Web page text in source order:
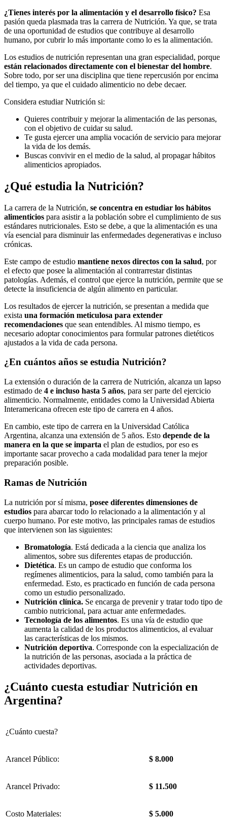
¿Tienes interés por la alimentación y el desarrollo físico? Esa
pasión queda plasmada tras la carrera de Nutrición. Ya que, se trata
de una oportunidad de estudios que contribuye al desarrollo
humano, por cubrir lo más importante como lo es la alimentación.
Los estudios de nutrición representan una gran especialidad, porque
están relacionados directamente con el bienestar del hombre.
Sobre todo, por ser una disciplina que tiene repercusión por encima
del tiempo, ya que el cuidado alimenticio no debe decaer.
Considera estudiar Nutrición si:
Quieres contribuir y mejorar la alimentación de las personas,
con el objetivo de cuidar su salud.
Te gusta ejercer una amplia vocación de servicio para mejorar
la vida de los demás.
Buscas convivir en el medio de la salud, al propagar hábitos
alimenticios apropiados.
¿Qué estudia la Nutrición?
La carrera de la Nutrición, se concentra en estudiar los hábitos
alimenticios para asistir a la población sobre el cumplimiento de sus
estándares nutricionales. Esto se debe, a que la alimentación es una
vía esencial para disminuir las enfermedades degenerativas e incluso
crónicas.
Este campo de estudio mantiene nexos directos con la salud, por
el efecto que posee la alimentación al contrarrestar distintas
patologías. Además, el control que ejerce la nutrición, permite que se
detecte la insuficiencia de algún alimento en particular.
Los resultados de ejercer la nutrición, se presentan a medida que
exista una formación meticulosa para extender
recomendaciones que sean entendibles. Al mismo tiempo, es
necesario adoptar conocimientos para formular patrones dietéticos
ajustados a la vida de cada persona.
¿En cuántos años se estudia Nutrición?
La extensión o duración de la carrera de Nutrición, alcanza un lapso
estimado de 4 e incluso hasta 5 años, para ser parte del ejercicio
alimenticio. Normalmente, entidades como la Universidad Abierta
Interamericana ofrecen este tipo de carrera en 4 años.
En cambio, este tipo de carrera en la Universidad Católica
Argentina, alcanza una extensión de 5 años. Esto depende de la
manera en la que se imparta el plan de estudios, por eso es
importante sacar provecho a cada modalidad para tener la mejor
preparación posible.
Ramas de Nutrición
La nutrición por sí misma, posee diferentes dimensiones de
estudios para abarcar todo lo relacionado a la alimentación y al
cuerpo humano. Por este motivo, las principales ramas de estudios
que intervienen son las siguientes:
Bromatología. Está dedicada a la ciencia que analiza los
alimentos, sobre sus diferentes etapas de producción.
Dietética. Es un campo de estudio que conforma los
regímenes alimenticios, para la salud, como también para la
enfermedad. Esto, es practicado en función de cada persona
como un estudio personalizado.
Nutrición clínica. Se encarga de prevenir y tratar todo tipo de
cambio nutricional, para actuar ante enfermedades.
Tecnología de los alimentos. Es una vía de estudio que
aumenta la calidad de los productos alimenticios, al evaluar
las características de los mismos.
Nutrición deportiva. Corresponde con la especialización de
la nutrición de las personas, asociada a la práctica de
actividades deportivas.
¿Cuánto cuesta estudiar Nutrición en
Argentina?
¿Cuánto cuesta?
Arancel Público: $ 8.000
Arancel Privado: $ 11.500
Costo Materiales: $ 5.000